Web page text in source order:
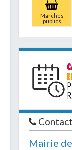
Marchés
publics
Mairie